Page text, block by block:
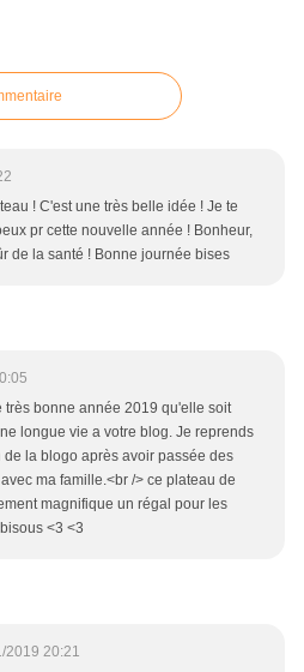
! C'est une très belle idée ! Je te
pr cette nouvelle année ! Bonheur,
de la santé ! Bonne journée bises
très bonne année 2019 qu'elle soit
longue vie a votre blog. Je reprends
de la blogo après avoir passée des
ma famille.<br /> ce plateau de
magnifique un régal pour les
<3 <3
2019 20:21